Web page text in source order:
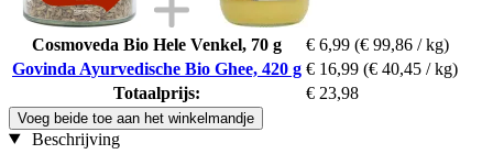
Cosmoveda Bio Hele Venkel, 70 g € 6,99 (€ 99,86 / kg)
Govinda Ayurvedische Bio Ghee, 420 g € 16,99 (€ 40,45 / kg)
Totaalprijs:
€ 23,98
Voeg beide toe aan het winkelmandje
Beschrijving